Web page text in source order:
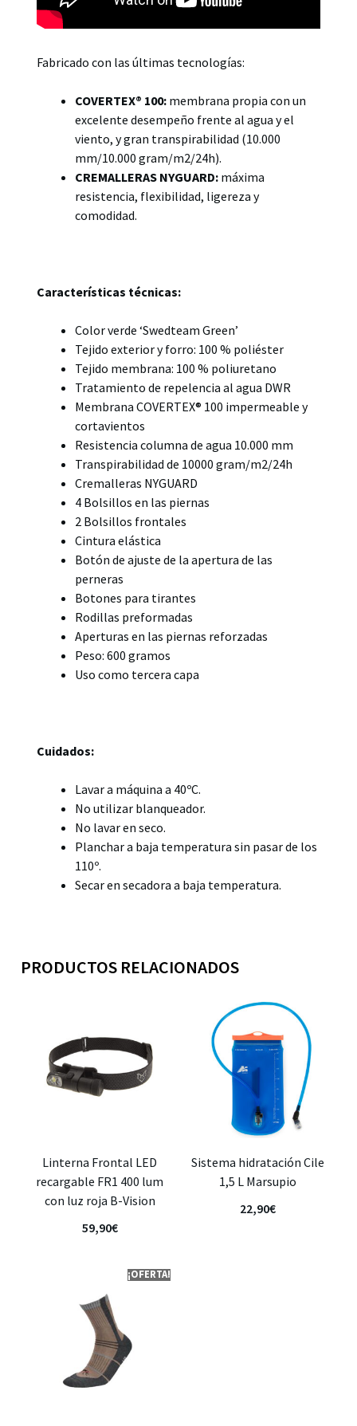
Fabricado con las últimas tecnologías:
COVERTEX® 100: membrana propia con un
excelente desempeño frente al agua y el
viento, y gran transpirabilidad (10.000
mm/10.000 gram/m2/24h).
CREMALLERAS NYGUARD: máxima
resistencia, flexibilidad, ligereza y
comodidad.
Características técnicas:
Color verde ‘Swedteam Green’
Tejido exterior y forro: 100 % poliéster
Tejido membrana: 100 % poliuretano
Tratamiento de repelencia al agua DWR
Membrana COVERTEX® 100 impermeable y
cortavientos
Resistencia columna de agua 10.000 mm
Transpirabilidad de 10000 gram/m2/24h
Cremalleras NYGUARD
4 Bolsillos en las piernas
2 Bolsillos frontales
Cintura elástica
Botón de ajuste de la apertura de las
perneras
Botones para tirantes
Rodillas preformadas
Aperturas en las piernas reforzadas
Peso: 600 gramos
Uso como tercera capa
Cuidados:
Lavar a máquina a 40ºC.
No utilizar blanqueador.
No lavar en seco.
Planchar a baja temperatura sin pasar de los
110º.
Secar en secadora a baja temperatura.
PRODUCTOS RELACIONADOS
Linterna Frontal LED
recargable FR1 400 lum
con luz roja B-Vision
59,90€
Sistema hidratación Cile
1,5 L Marsupio
22,90€
¡OFERTA!